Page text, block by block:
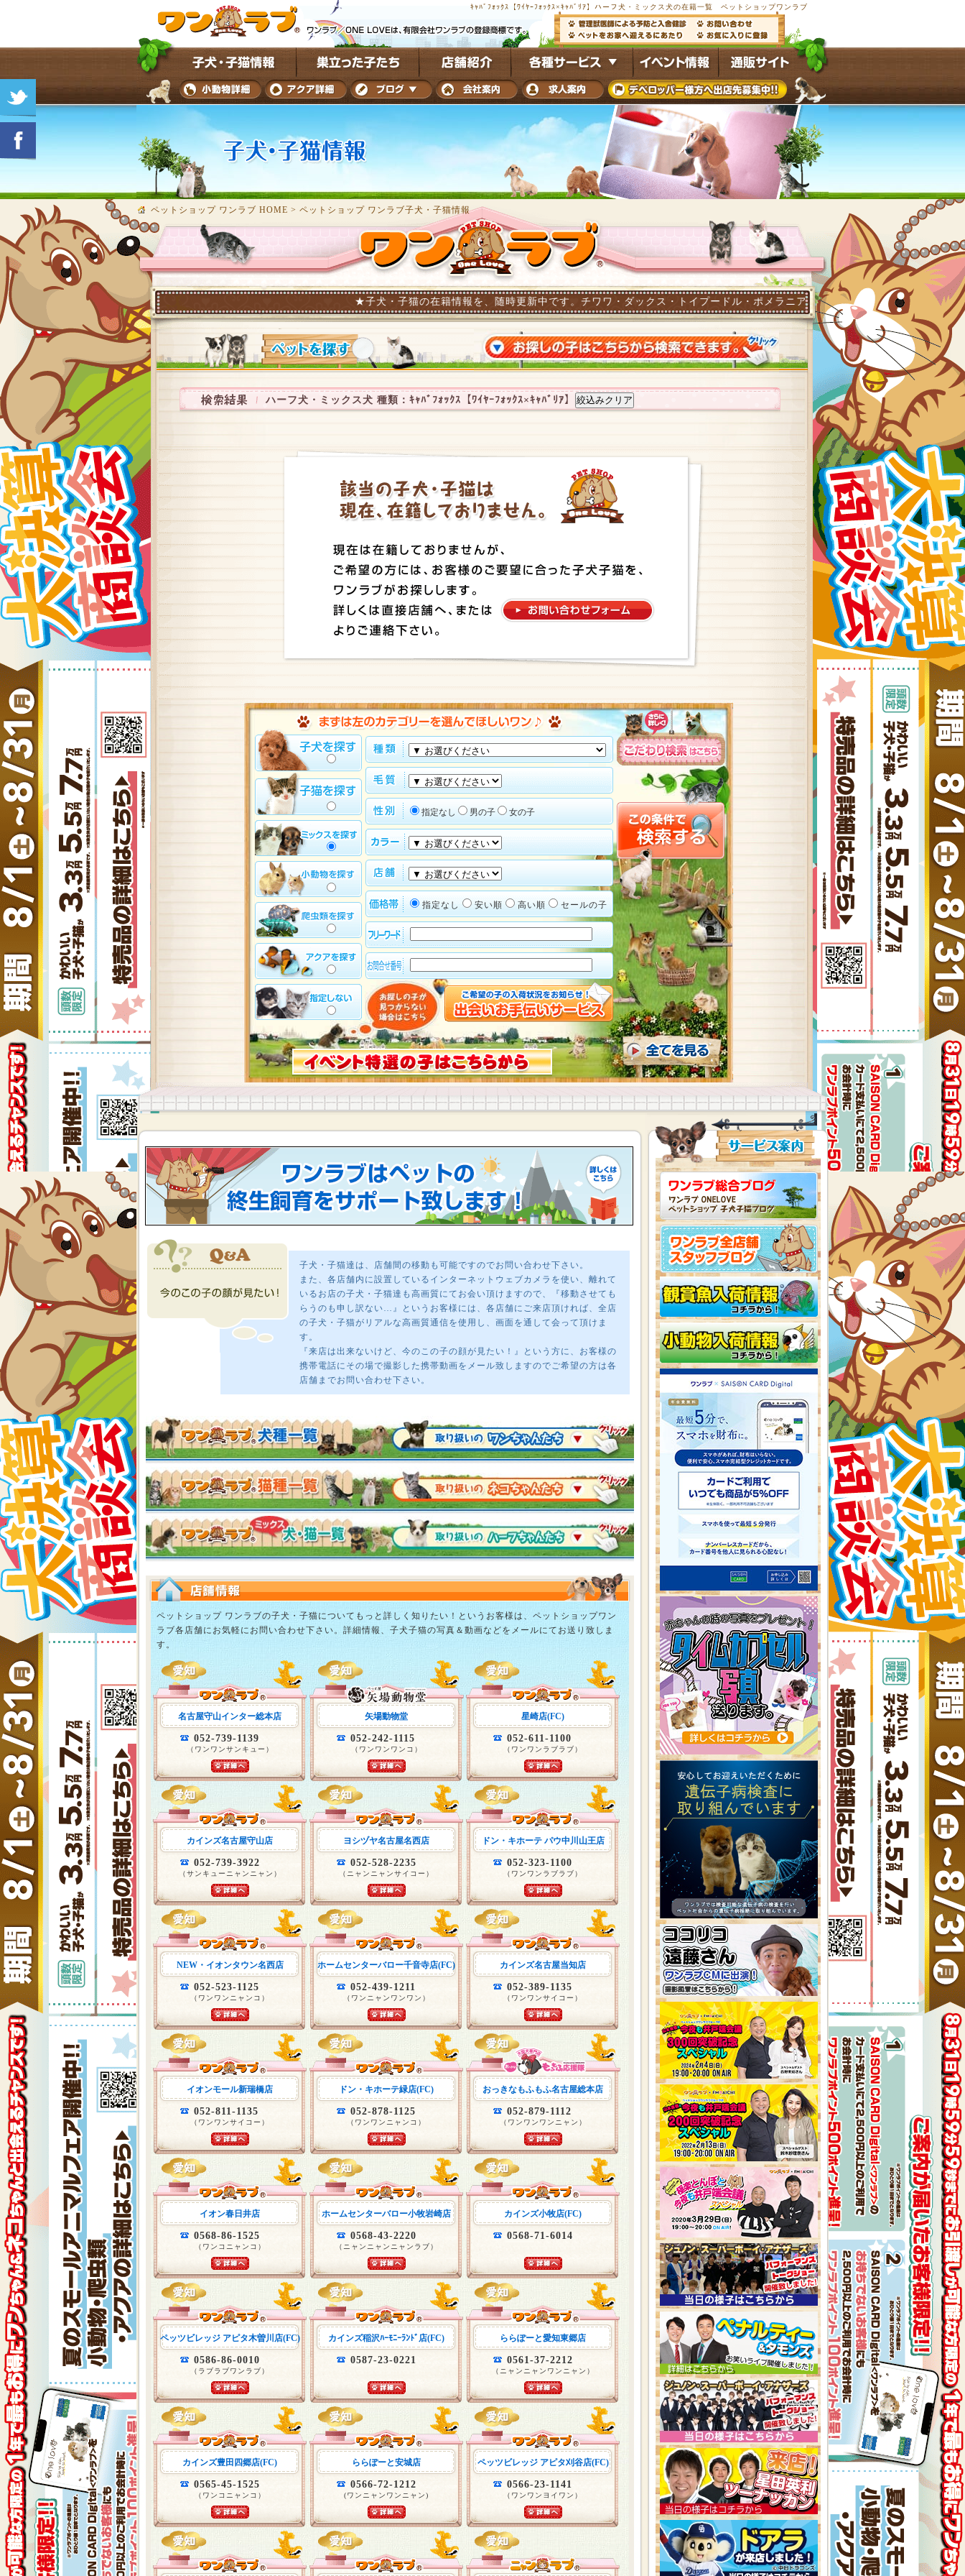
ｷｬﾊﾞﾌｫｯｸｽ【ﾜｲﾔｰﾌｫｯｸｽ×ｷｬﾊﾞﾘｱ】ハーフ犬・ミックス犬の在籍一覧 ペットショップワンラブ
ペットショップ ワンラブ HOME > ペットショップ ワンラブ子犬・子猫情報
★子犬・子猫の在籍情報を、随時更新中です。チワワ・ダックス・トイプードル・ポメラニアン他多数の子犬子猫が常時4,500頭以上在
ハーフ犬・ミックス犬 種類：ｷｬﾊﾞﾌｫｯｸｽ【ﾜｲﾔｰﾌｫｯｸｽ×ｷｬﾊﾞﾘｱ】
指定なし 男の子 女の子
指定なし 安い順 高い順 セールの子
子犬・子猫達は、店舗間の移動も可能ですのでお問い合わせ下さい。
また、各店舗内に設置しているインターネットウェブカメラを使い、離れて
いるお店の子犬・子猫達も高画質にてお会い頂けますので、『移動させても
らうのも申し訳ない…』というお客様には、各店舗にご来店頂ければ、全店
の子犬・子猫がリアルな高画質通信を使用し、画面を通して会って頂けま
す。
『来店は出来ないけど、今のこの子の顔が見たい！』という方に、お客様の
携帯電話にその場で撮影した携帯動画をメール致しますのでご希望の方は各
店舗までお問い合わせ下さい。
ペットショップ ワンラブの子犬・子猫についてもっと詳しく知りたい！というお客様は、ペットショップワン
ラブ各店舗にお気軽にお問い合わせ下さい。詳細情報、子犬子猫の写真＆動画などをメールにてお送り致しま
す。
名古屋守山インター総本店
052-739-1139
（ワンワンサンキュー）
矢場動物堂
052-242-1115
（ワンワンワンコ）
星崎店(FC)
052-611-1100
（ワンワンラブラブ）
カインズ名古屋守山店
052-739-3922
（サンキューニャンニャン）
ヨシヅヤ名古屋名西店
052-528-2235
（ニャンニャンサイコー）
ドン・キホーテ パウ中川山王店
052-323-1100
（ワンワンラブラブ）
NEW・イオンタウン名西店
052-523-1125
（ワンワンニャンコ）
ホームセンターバロー千音寺店(FC)
052-439-1211
（ワンニャンワンワン）
カインズ名古屋当知店
052-389-1135
（ワンワンサイコー）
イオンモール新瑞橋店
052-811-1135
（ワンワンサイコー）
ドン・キホーテ緑店(FC)
052-878-1125
（ワンワンニャンコ）
おっきなもふもふ名古屋総本店
052-879-1112
（ワンワンワンニャン）
イオン春日井店
0568-86-1525
（ワンコニャンコ）
ホームセンターバロー小牧岩崎店
0568-43-2220
（ニャンニャンニャンラブ）
カインズ小牧店(FC)
0568-71-6014
ペッツビレッジ アピタ木曽川店(FC)
0586-86-0010
（ラブラブワンラブ）
カインズ稲沢ﾊｰﾓﾆｰﾗﾝﾄﾞ店(FC)
0587-23-0221
ららぽーと愛知東郷店
0561-37-2212
（ニャンニャンワンニャン）
カインズ豊田四郷店(FC)
0565-45-1525
（ワンコニャンコ）
ららぽーと安城店
0566-72-1212
(ワンニャンワンニャン)
ペッツビレッジ アピタ刈谷店(FC)
0566-23-1141
（ワンワンヨイワン）